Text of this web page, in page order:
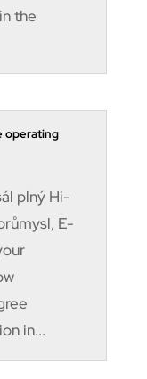
the
operating
plný Hi-
E-
in...